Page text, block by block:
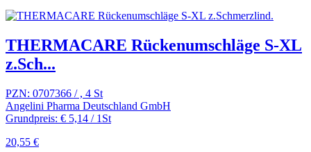
THERMACARE Rückenumschläge S-XL
z.Sch...
PZN: 0707366 / , 4 St
Angelini Pharma Deutschland GmbH
Grundpreis: € 5,14 / 1St
20,55 €